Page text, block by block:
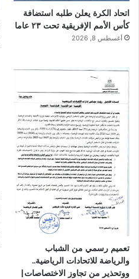
اتحاد الكرة يعلن طلبه استضافة
كأس الأمم الإفريقية تحت ٢٣ عاما
أغسطس 8, 2026
تعميم رسمي من الشباب
والرياضة للاتحادات الرياضية..
ووتحذير من تجاوز الاختصاصات|